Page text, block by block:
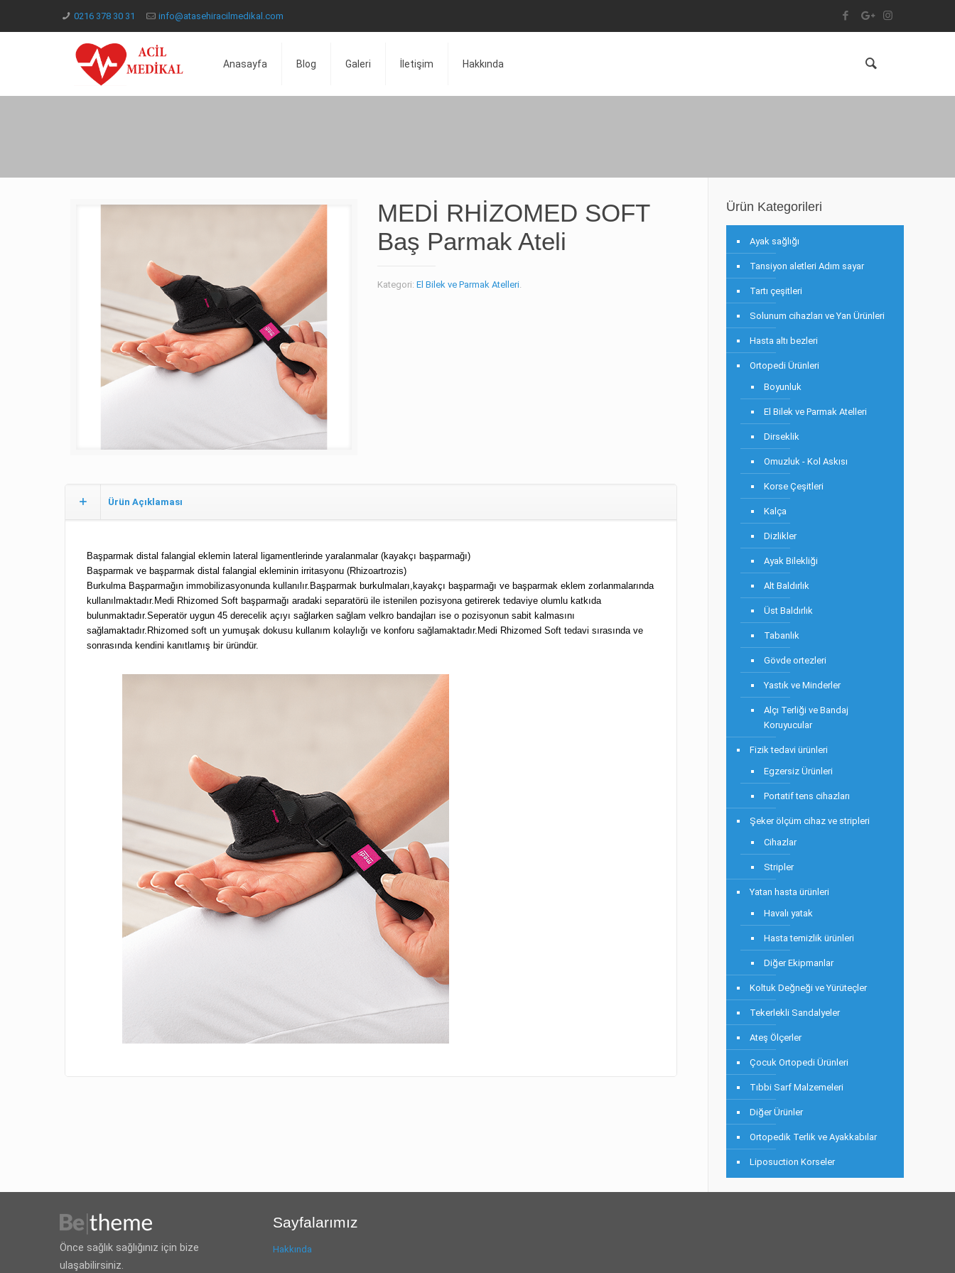
0216 378 30 31 info@atasehiracilmedikal.com
Anasayfa Blog Galeri İletişim Hakkında
MEDİ RHİZOMED SOFT
Baş Parmak Ateli
Kategori: El Bilek ve Parmak Atelleri.
Ürün Açıklaması
Başparmak distal falangial eklemin lateral ligamentlerinde yaralanmalar (kayakçı başparmağı)
Başparmak ve başparmak distal falangial ekleminin irritasyonu (Rhizoartrozis)
Burkulma Başparmağın immobilizasyonunda kullanılır.Başparmak burkulmaları,kayakçı başparmağı ve başparmak eklem zorlanmalarında
kullanılmaktadır.Medi Rhizomed Soft başparmağı aradaki separatörü ile istenilen pozisyona getirerek tedaviye olumlu katkıda
bulunmaktadır.Seperatör uygun 45 derecelik açıyı sağlarken sağlam velkro bandajları ise o pozisyonun sabit kalmasını
sağlamaktadır.Rhizomed soft un yumuşak dokusu kullanım kolaylığı ve konforu sağlamaktadır.Medi Rhizomed Soft tedavi sırasında ve
sonrasında kendini kanıtlamış bir üründür.
Ürün Kategorileri
Ayak sağlığı
Tansiyon aletleri Adım sayar
Tartı çeşitleri
Solunum cihazları ve Yan Ürünleri
Hasta altı bezleri
Ortopedi Ürünleri
Boyunluk
El Bilek ve Parmak Atelleri
Dirseklik
Omuzluk - Kol Askısı
Korse Çeşitleri
Kalça
Dizlikler
Ayak Bilekliği
Alt Baldırlık
Üst Baldırlık
Tabanlık
Gövde ortezleri
Yastık ve Minderler
Alçı Terliği ve Bandaj
Koruyucular
Fizik tedavi ürünleri
Egzersiz Ürünleri
Portatif tens cihazları
Şeker ölçüm cihaz ve stripleri
Cihazlar
Stripler
Yatan hasta ürünleri
Havalı yatak
Hasta temizlik ürünleri
Diğer Ekipmanlar
Koltuk Değneği ve Yürüteçler
Tekerlekli Sandalyeler
Ateş Ölçerler
Çocuk Ortopedi Ürünleri
Tıbbi Sarf Malzemeleri
Diğer Ürünler
Ortopedik Terlik ve Ayakkabılar
Liposuction Korseler
Önce sağlık sağlığınız için bize
ulaşabilirsiniz.
Sayfalarımız
Hakkında